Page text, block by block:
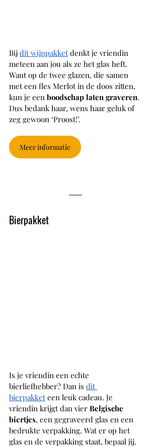
Bij dit wijnpakket denkt je vriendin
meteen aan jou als ze het glas heft.
Want op de twee glazen, die samen
met een fles Merlot in de doos zitten,
kun je een boodschap laten graveren.
Dus bedank haar, wens haar geluk of
zeg gewoon ‘Proost!’.
Meer informatie
Bierpakket
Is je vriendin een echte
bierliefhebber? Dan is dit
bierpakket een leuk cadeau. Je
vriendin krijgt dan vier Belgische
biertjes, een gegraveerd glas en een
bedrukte verpakking. Wat er op het
glas en de verpakking staat, bepaal jij.